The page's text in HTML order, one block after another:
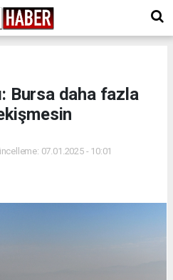
Bursa daha fazla
07.01.2025 - 10:01